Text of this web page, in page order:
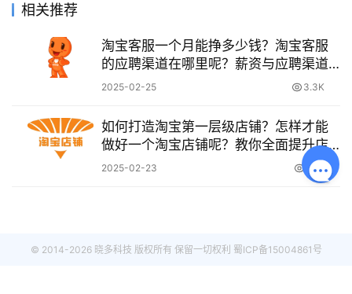
相关推荐
淘宝客服一个月能挣多少钱？淘宝客服
的应聘渠道在哪里呢？薪资与应聘渠道
的那些事！
2025-02-25 3.3K
如何打造淘宝第一层级店铺？怎样才能
做好一个淘宝店铺呢？教你全面提升店
铺综合实力！
2025-02-23 1.0K
© 2014-2026 晓多科技 版权所有 保留一切权利 蜀ICP备15004861号